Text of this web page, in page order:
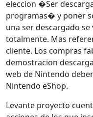
eleccion �Ser
programas� y poner
una ser descargado
totalmente. Mas
cliente. Los compras
demostracion
web de Nintendo
Nintendo eShop.
Levante proyecto